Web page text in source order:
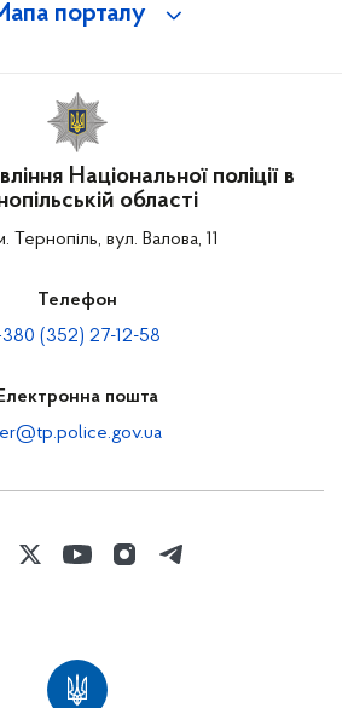
порталу
Національної поліції в
області
Тернопіль, вул. Валова, 11
Телефон
(352) 27-12-58
Електронна пошта